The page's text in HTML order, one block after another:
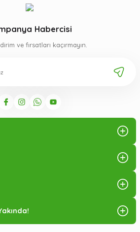
Habercisi
ve fırsatları kaçırmayın.